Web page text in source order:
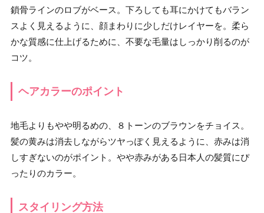
鎖骨ラインのロブがベース。下ろしても耳にかけてもバラン
スよく見えるように、顔まわりに少しだけレイヤーを。柔ら
かな質感に仕上げるために、不要な毛量はしっかり削るのが
コツ。
ヘアカラーのポイント
地毛よりもやや明るめの、８トーンのブラウンをチョイス。
髪の黄みは消去しながらツヤっぽく見えるように、赤みは消
しすぎないのがポイント。やや赤みがある日本人の髪質にぴ
ったりのカラー。
スタイリング方法